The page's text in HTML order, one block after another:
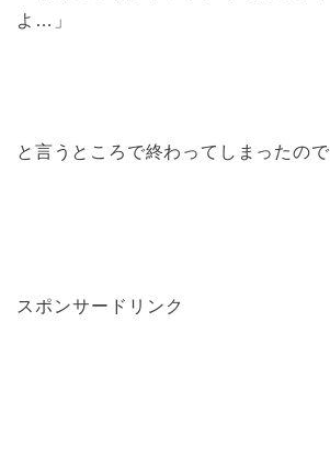
よ…」
と言うところで終わってしまったので
スポンサードリンク